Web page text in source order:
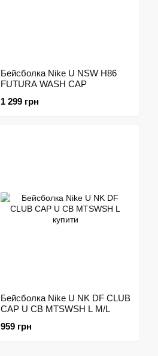
Бейсболка Nike U NSW H86
FUTURA WASH CAP
1 299 грн
Бейсболка Nike U NK DF CLUB
CAP U CB MTSWSH L M/L
959 грн